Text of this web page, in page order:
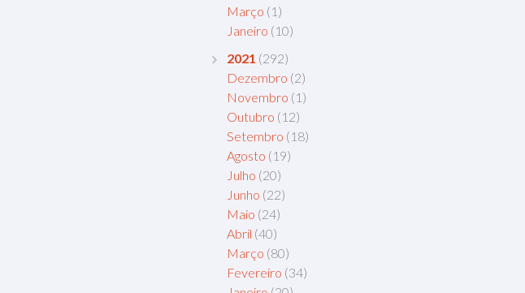
Março (1)
Janeiro (10)
2021 (292)
Dezembro (2)
Novembro (1)
Outubro (12)
Setembro (18)
Agosto (19)
Julho (20)
Junho (22)
Maio (24)
Abril (40)
Março (80)
Fevereiro (34)